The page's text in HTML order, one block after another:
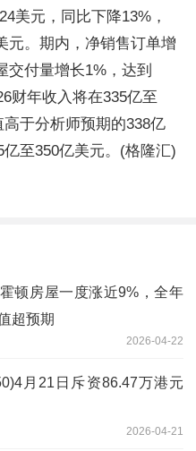
美元，同比下降13%，
元。期内，净销售订单增
交付量增长1%，达到
财年收入将在335亿至
于分析师预期的338亿
至350亿美元。(格隆汇)
顿房屋一度涨近9%，全年
超预期
2026-04-22
月21日斥资86.47万港元
2026-04-21